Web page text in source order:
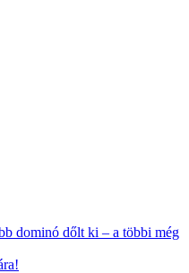
dominó dőlt ki – a többi még